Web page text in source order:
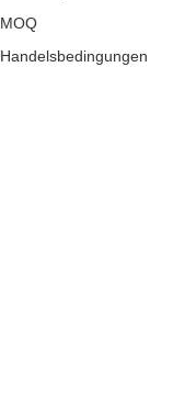
MOQ
Handelsbedingungen